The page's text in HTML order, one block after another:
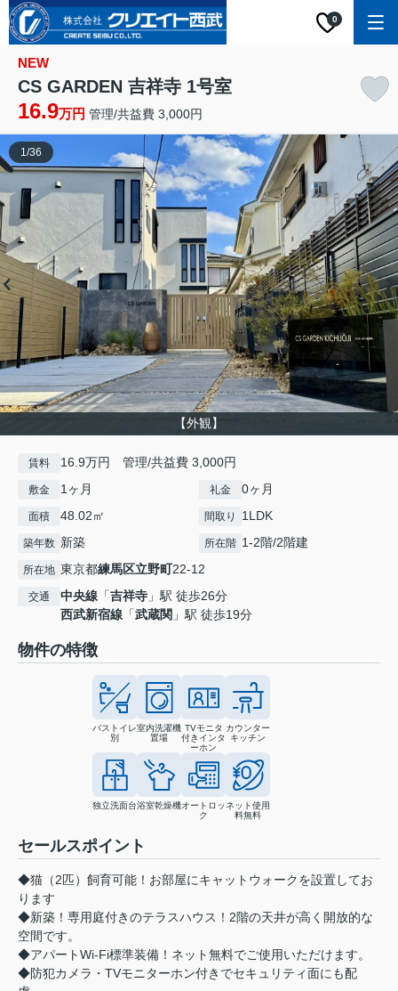
0
NEW
CS GARDEN 吉祥寺 1号室
16.9万円 管理/共益費 3,000円
【外観】
1/36
賃料 16.9万円 管理/共益費 3,000円
敷金 1ヶ月 礼金 0ヶ月
面積 48.02㎡ 間取り 1LDK
築年数 新築 所在階 1-2階/2階建
所在地 東京都練馬区立野町22-12
交通 中央線 「吉祥寺 」駅 徒歩26分
西武新宿線 「武蔵関 」駅 徒歩19分
物件の特徴
バストイレ
別
室内洗濯機
置場
TVモニタ
付きインタ
ーホン
カウンター
キッチン
独立洗面台浴室乾燥機オートロッ
ク
ネット使用
料無料
セールスポイント
◆猫（2匹）飼育可能！お部屋にキャットウォークを設置してお
ります
◆新築！専用庭付きのテラスハウス！2階の天井が高く開放的な
空間です。
◆アパートWi-Fi標準装備！ネット無料でご使用いただけます。
◆防犯カメラ・TVモニターホン付きでセキュリティ面にも配